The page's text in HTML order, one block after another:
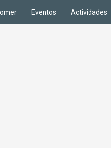
Eventos Actividades